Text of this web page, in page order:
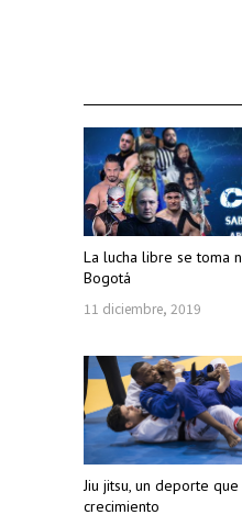
La lucha libre se toma
Bogotá
11 diciembre, 2019
Jiu jitsu, un deporte
crecimiento